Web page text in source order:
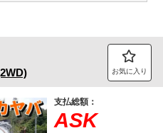
お気に入り
支払総額：
ASK